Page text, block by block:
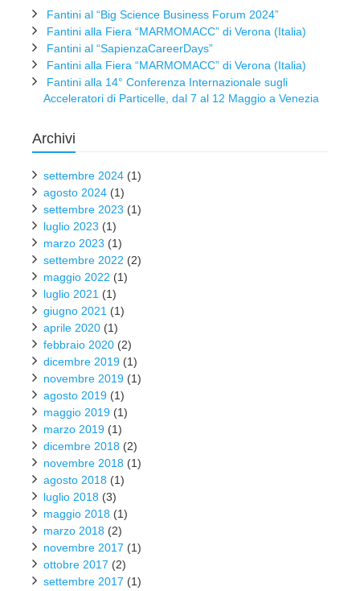
Fantini al “Big Science Business Forum 2024”
Fantini alla Fiera “MARMOMACC” di Verona (Italia)
Fantini al “SapienzaCareerDays”
Fantini alla Fiera “MARMOMACC” di Verona (Italia)
Fantini alla 14° Conferenza Internazionale sugli
Acceleratori di Particelle, dal 7 al 12 Maggio a Venezia
Archivi
settembre 2024 (1)
agosto 2024 (1)
settembre 2023 (1)
luglio 2023 (1)
marzo 2023 (1)
settembre 2022 (2)
maggio 2022 (1)
luglio 2021 (1)
giugno 2021 (1)
aprile 2020 (1)
febbraio 2020 (2)
dicembre 2019 (1)
novembre 2019 (1)
agosto 2019 (1)
maggio 2019 (1)
marzo 2019 (1)
dicembre 2018 (2)
novembre 2018 (1)
agosto 2018 (1)
luglio 2018 (3)
maggio 2018 (1)
marzo 2018 (2)
novembre 2017 (1)
ottobre 2017 (2)
settembre 2017 (1)